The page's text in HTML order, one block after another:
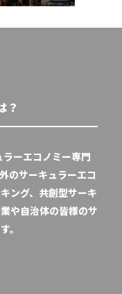
？
ーエコノミー専門
のサーキュラーエコ
ング、共創型サーキ
や自治体の皆様のサ
。